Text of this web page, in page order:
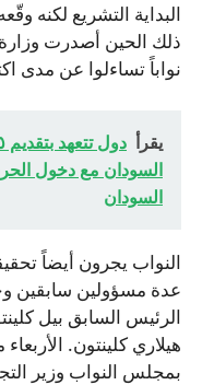
البداية التشريع لكنه
ذلك الحين أصدرت
نواباً تساءلوا عن مدى
يقرأ
السودان مع دخول
السودان
النواب يجرون أيضاً
عدة مسؤولين سابقين
الرئيس السابق بيل
هيلاري كلينتون.
بمجلس النواب وزير